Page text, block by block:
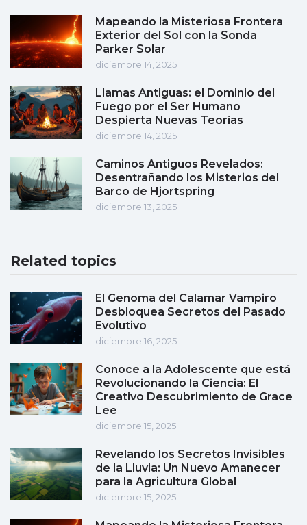
Mapeando la Misteriosa Frontera
Exterior del Sol con la Sonda
Parker Solar
diciembre 14, 2025
Llamas Antiguas: el Dominio del
Fuego por el Ser Humano
Despierta Nuevas Teorías
diciembre 14, 2025
Caminos Antiguos Revelados:
Desentrañando los Misterios del
Barco de Hjortspring
diciembre 13, 2025
Related topics
El Genoma del Calamar Vampiro
Desbloquea Secretos del Pasado
Evolutivo
diciembre 16, 2025
Conoce a la Adolescente que está
Revolucionando la Ciencia: El
Creativo Descubrimiento de Grace
Lee
diciembre 15, 2025
Revelando los Secretos Invisibles
de la Lluvia: Un Nuevo Amanecer
para la Agricultura Global
diciembre 15, 2025